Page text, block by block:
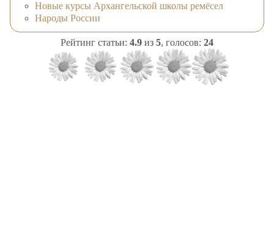
Новые курсы Архангельской школы ремёсел
Народы России
Рейтинг статьи: 4.9 из 5, голосов: 24